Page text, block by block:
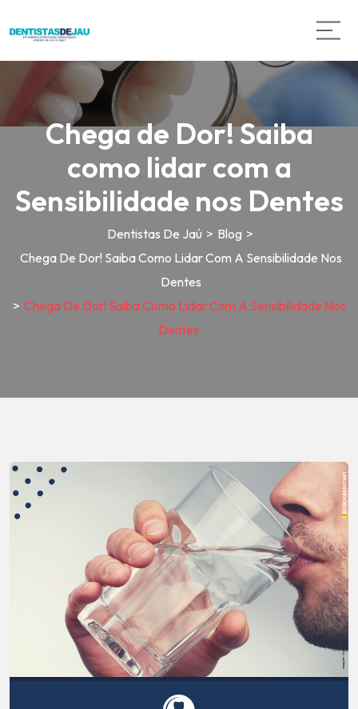
Chega de Dor! Saiba
como lidar com a
Sensibilidade nos Dentes
Dentistas De Jaú > Blog >
Chega De Dor! Saiba Como Lidar Com A Sensibilidade Nos
Dentes
> Chega De Dor! Saiba Como Lidar Com A Sensibilidade Nos
Dentes